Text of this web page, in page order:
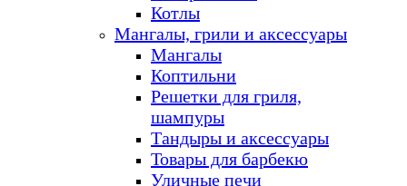
Котлы
Мангалы, грили и аксессуары
Мангалы
Коптильни
Решетки для гриля,
шампуры
Тандыры и аксессуары
Товары для барбекю
Уличные печи